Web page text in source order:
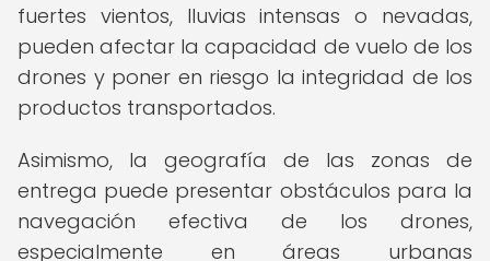
fuertes vientos, lluvias intensas o nevadas,
pueden afectar la capacidad de vuelo de los
drones y poner en riesgo la integridad de los
productos transportados.
Asimismo, la geografía de las zonas de
entrega puede presentar obstáculos para la
navegación efectiva de los drones,
especialmente en áreas urbanas